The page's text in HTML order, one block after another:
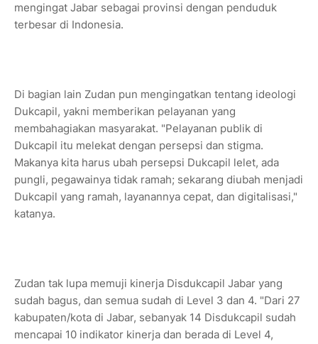
mengingat Jabar sebagai provinsi dengan penduduk
terbesar di Indonesia.
Di bagian lain Zudan pun mengingatkan tentang ideologi
Dukcapil, yakni memberikan pelayanan yang
membahagiakan masyarakat. "Pelayanan publik di
Dukcapil itu melekat dengan persepsi dan stigma.
Makanya kita harus ubah persepsi Dukcapil lelet, ada
pungli, pegawainya tidak ramah; sekarang diubah menjadi
Dukcapil yang ramah, layanannya cepat, dan digitalisasi,"
katanya.
Zudan tak lupa memuji kinerja Disdukcapil Jabar yang
sudah bagus, dan semua sudah di Level 3 dan 4. "Dari 27
kabupaten/kota di Jabar, sebanyak 14 Disdukcapil sudah
mencapai 10 indikator kinerja dan berada di Level 4,